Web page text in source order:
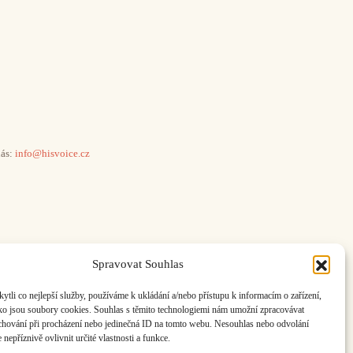
Spravovat Souhlas
co nejlepší služby, používáme k ukládání a/nebo přístupu k informacím o zařízení,
jsou soubory cookies. Souhlas s těmito technologiemi nám umožní zpracovávat
při procházení nebo jedinečná ID na tomto webu. Nesouhlas nebo odvolání
nepříznivě ovlivnit určité vlastnosti a funkce.
info@hisvoice.cz